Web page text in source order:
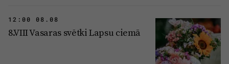
12:00 08.08
8.VIII Vasaras svētki Lapsu ciemā